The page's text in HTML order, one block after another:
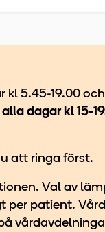
5.45-19.00
dagar kl 15-
att ringa först.
Val av
per patient.